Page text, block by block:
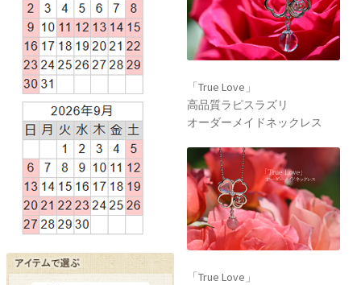
「True Love」
高品質ラピスラズリ
オーダーメイドネックレス
「True Love」